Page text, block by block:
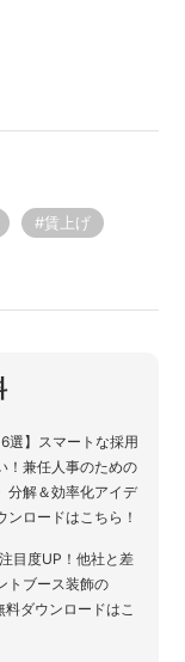
#賃上げ
選】スマートな採用
！兼任人事のための
分解＆効率化アイデ
ンロードはこちら！
目度UP！他社と差
トブース装飾の
料ダウンロードはこ